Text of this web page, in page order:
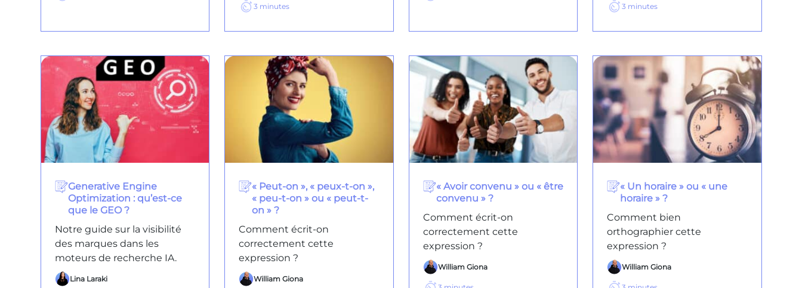
3 minutes 3 minutes
Generative Engine
Optimization : qu’est-ce
que le GEO ?
Notre guide sur la visibilité
des marques dans les
moteurs de recherche IA.
Lina Laraki
« Peut-on », « peux-t-on »,
« peu-t-on » ou « peut-t-
on » ?
Comment écrit-on
correctement cette
expression ?
William Giona
« Avoir convenu » ou « être
convenu » ?
Comment écrit-on
correctement cette
expression ?
William Giona
« Un horaire » ou « une
horaire » ?
Comment bien
orthographier cette
expression ?
William Giona